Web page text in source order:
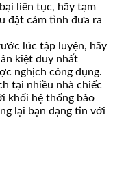
liên tục, hãy tạm
đặt cảm tình đưa ra
lúc tập luyện, hãy
kiệt duy nhất
nghịch công dụng.
tại nhiều nhà chiếc
khối hệ thống bảo
lại bạn dạng tin với